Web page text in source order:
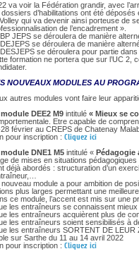
va voir la Fédération grandir, avec
d’habilitations ont été
qui va devenir ainsi porteuse de
de l’encadrement ».
JEPS se déroulera de manière
se déroulera de manière
se déroulera pour partie
formation ne portera que sur l’UC 2,
NOUVEAUX MODULES AU
autres modules vont faire leur
DEE2 M9 intitulé « Mieux se
Etre capable de
février au CREPS de Chatenay
pour inscription : Cliquez ici
DNE1 M5 intitulé « Pédagogie
de mises en situations
déjà abordés : structuration d’un
module a pour ambition de
plus larges permettant une
ce module, l’accent est mis sur une
les entraîneurs se connaissent mieux
les entraîneurs acquièrent plus de
les entraîneurs soient sensibilisés à
les entraîneurs SORTENT DE
sur Sarthe du 11 au 14 avril 2022
pour inscription : Cliquez ici